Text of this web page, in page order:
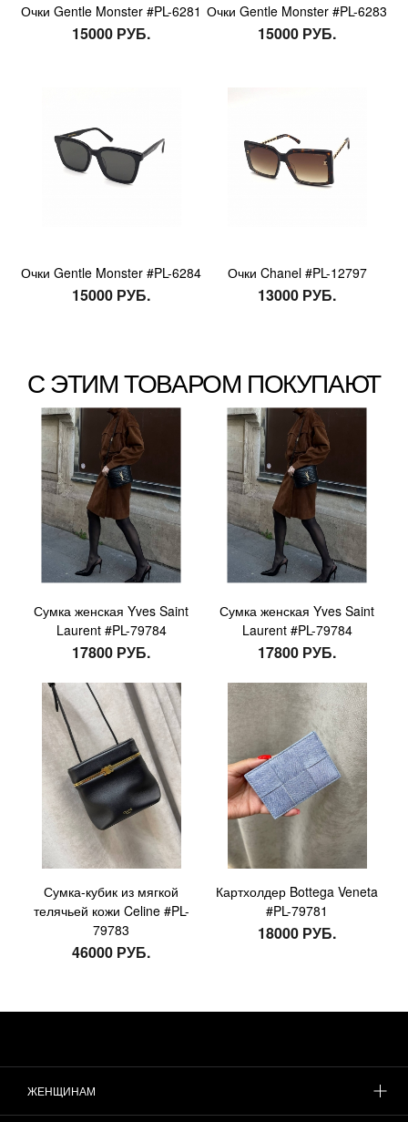
Очки Gentle Monster #PL-6281
15000 РУБ.
Очки Gentle Monster #PL-6283
15000 РУБ.
Очки Gentle Monster #PL-6284
15000 РУБ.
Очки Chanel #PL-12797
13000 РУБ.
С ЭТИМ ТОВАРОМ ПОКУПАЮТ
Сумка женская Yves Saint
Laurent #PL-79784
17800 РУБ.
Сумка женская Yves Saint
Laurent #PL-79784
17800 РУБ.
Сумка-кубик из мягкой
телячьей кожи Celine #PL-
79783
46000 РУБ.
Картхолдер Bottega Veneta
#PL-79781
18000 РУБ.
ЖЕНЩИНАМ